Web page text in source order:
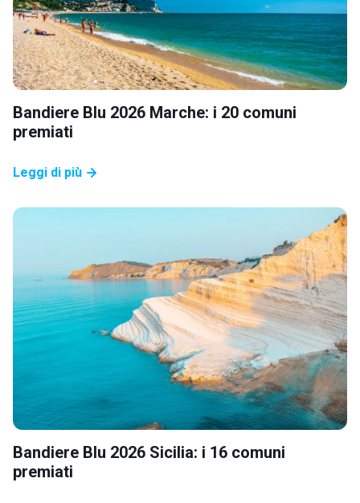
Bandiere Blu 2026 Marche: i 20 comuni
premiati
Leggi di più
Bandiere Blu 2026 Sicilia: i 16 comuni
premiati